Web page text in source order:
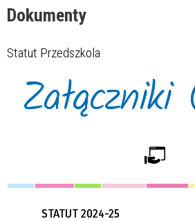
Dokumenty
Statut Przedszkola
STATUT 2024-25